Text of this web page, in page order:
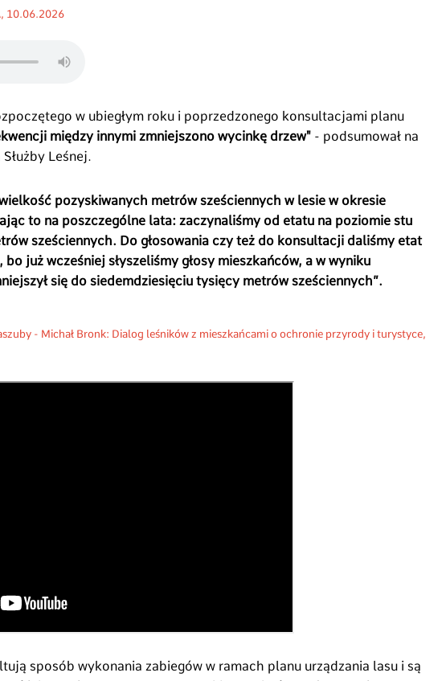
10.06.2026
w ubiegłym roku i poprzedzonego konsultacjami planu
między innymi zmniejszono wycinkę drzew" - podsumował na
Leśnej.
pozyskiwanych metrów sześciennych w lesie w okresie
to na poszczególne lata: zaczynaliśmy od etatu na poziomie stu
sześciennych. Do głosowania czy też do konsultacji daliśmy etat
już wcześniej słyszeliśmy głosy mieszkańców, a w wyniku
się do siedemdziesięciu tysięcy metrów sześciennych”.
- Michał Bronk: Dialog leśników z mieszkańcami o ochronie przyrody i turystyce,
sposób wykonania zabiegów w ramach planu urządzania lasu i są